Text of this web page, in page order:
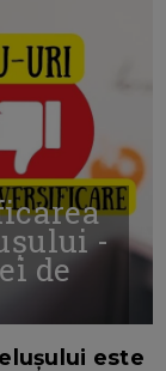
-
de
este